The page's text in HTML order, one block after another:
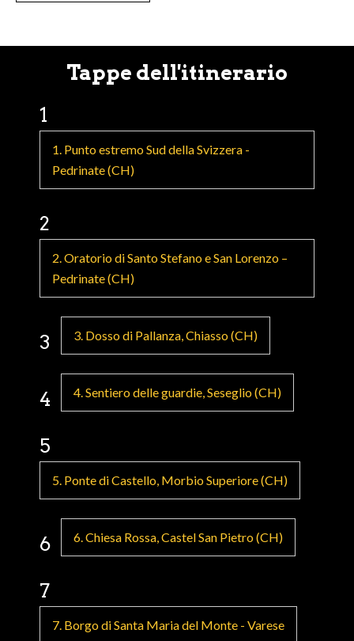
Tappe dell'itinerario
1
1. Punto estremo Sud della Svizzera -
Pedrinate (CH)
2
2. Oratorio di Santo Stefano e San Lorenzo –
Pedrinate (CH)
3 3. Dosso di Pallanza, Chiasso (CH)
4 4. Sentiero delle guardie, Seseglio (CH)
5
5. Ponte di Castello, Morbio Superiore (CH)
6 6. Chiesa Rossa, Castel San Pietro (CH)
7
7. Borgo di Santa Maria del Monte - Varese